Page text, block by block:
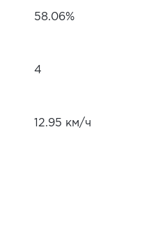
58.06%
4
12.95 км/ч